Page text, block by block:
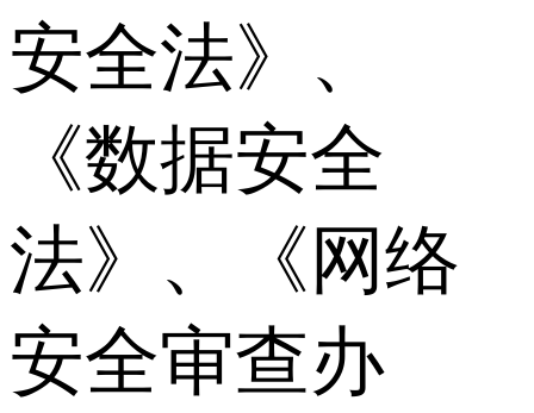
安全法》、
《数据安全
法》、《网络
安全审查办